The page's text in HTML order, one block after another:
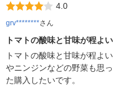
4.0
grv********さん
トマトの酸味と甘味が程よ
トマトの酸味と甘味が程よ
やニンジンなどの野菜も思
た購入したいです。